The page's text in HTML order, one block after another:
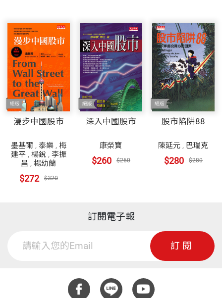
漫步中國股市
墨基爾, 泰樂, 梅
建平, 楊銳 , 李振
昌 ,楊幼蘭
$272 $320
深入中國股市
康榮寶
$260 $260
股市陷阱88
陳延元 , 巴瑞克
$280 $280
訂閱電子報
訂閱